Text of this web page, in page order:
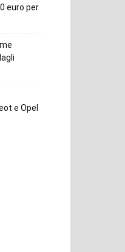
euro per
e Opel